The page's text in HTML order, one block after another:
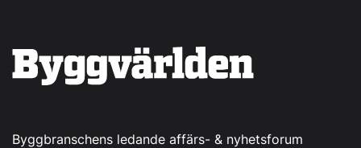
Byggbranschens ledande affärs- & nyhetsforum